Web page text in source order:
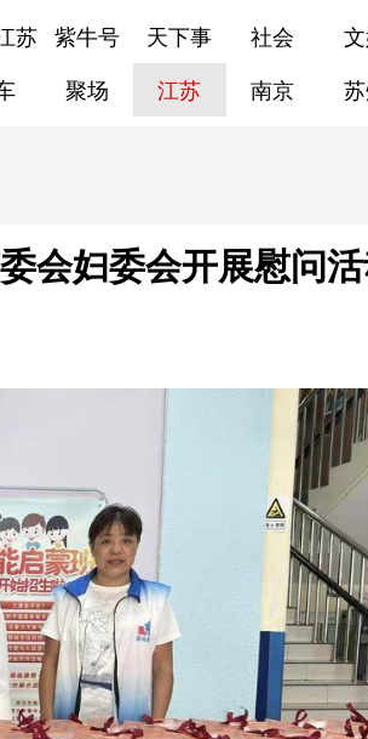
苏 紫牛号 天下事 社会
聚场 江苏 南京 苏
会妇委会开展慰问